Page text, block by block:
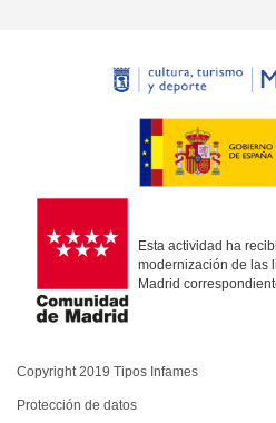
Esta actividad ha
modernización de las
Madrid
Copyright 2019 Tipos Infames
Protección de datos